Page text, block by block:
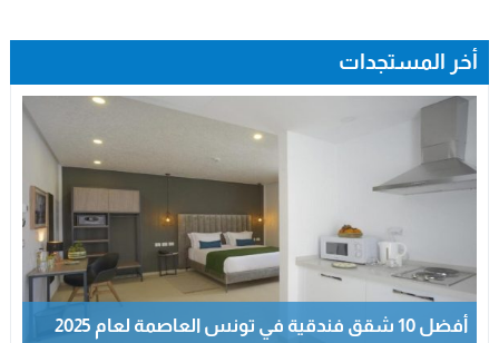
أخر المستجدات
أفضل 10 شقق فندقية في تونس العاصمة لعام 2025